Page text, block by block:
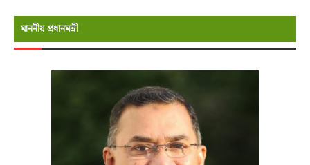
মাননীয় প্রধানমন্রী